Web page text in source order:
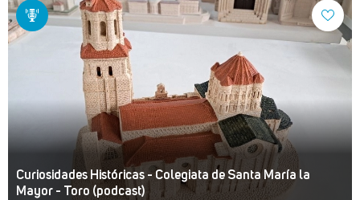
Curiosidades Históricas - Colegiata de Santa María la
Mayor - Toro (podcast)